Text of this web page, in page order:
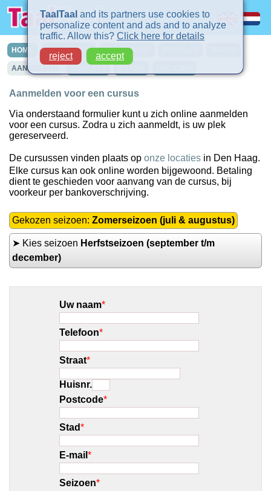
HOME CURSUSSEN IN-COMPANY
AANMELDEN
Aanmelden voor een cursus
Via onderstaand formulier kunt u zich online aanmelden
voor een cursus. Zodra u zich aanmeldt, is uw plek
gereserveerd.
De cursussen vinden plaats op onze locaties in Den Haag.
Elke cursus kan ook online worden bijgewoond. Betaling
dient te geschieden voor aanvang van de cursus, bij
voorkeur per bankoverschrijving.
Gekozen seizoen: Zomerseizoen (juli & augustus)
➤ Kies seizoen Herfstseizoen (september t/m
december)
Uw naam*
Telefoon*
Straat*
Huisnr.
Postcode*
Stad*
E-mail *
Seizoen*
TaalTaal and its partners use cookies to
personalize content and ads and to analyze
traffic. Allow this? Click here for details
reject
accept